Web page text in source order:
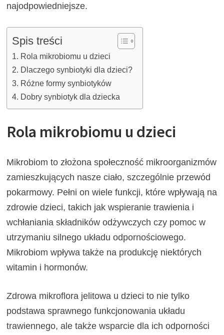
najodpowiedniejsze.
Spis treści
Rola mikrobiomu u dzieci
Dlaczego synbiotyki dla dzieci?
Różne formy synbiotyków
Dobry synbiotyk dla dziecka
Rola mikrobiomu u dzieci
Mikrobiom to złożona społeczność mikroorganizmów
zamieszkujących nasze ciało, szczególnie przewód
pokarmowy. Pełni on wiele funkcji, które wpływają na
zdrowie dzieci, takich jak wspieranie trawienia i
wchłaniania składników odżywczych czy pomoc w
utrzymaniu silnego układu odpornościowego.
Mikrobiom wpływa także na produkcję niektórych
witamin i hormonów.
Zdrowa mikroflora jelitowa u dzieci to nie tylko
podstawa sprawnego funkcjonowania układu
trawiennego, ale także wsparcie dla ich odporności